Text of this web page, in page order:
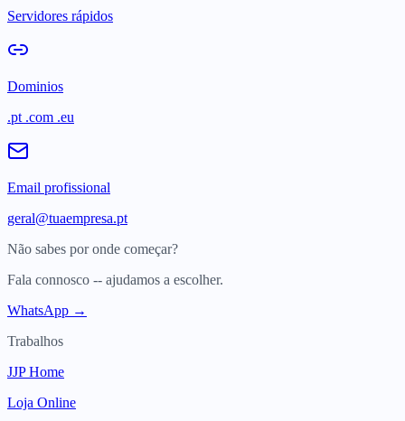
Servidores rápidos
Dominios
.pt .com .eu
Email profissional
geral@tuaempresa.pt
Não sabes por onde começar?
Fala connosco -- ajudamos a escolher.
WhatsApp →
Trabalhos
JJP Home
Loja Online